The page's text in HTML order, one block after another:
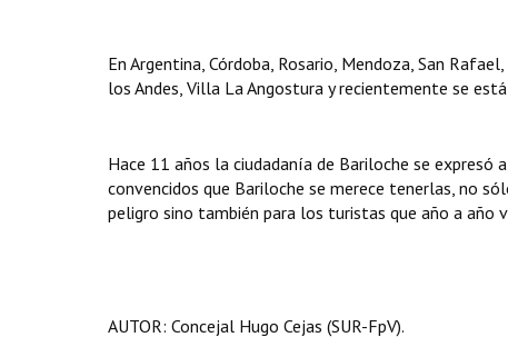
En Argentina, Córdoba, Rosario, Mendoza, San
los Andes, Villa La Angostura y recientemente se
Hace 11 años la ciudadanía de Bariloche se
convencidos que Bariloche se merece tenerlas, no
peligro sino también para los turistas que año a año
AUTOR: Concejal Hugo Cejas (SUR-FpV).